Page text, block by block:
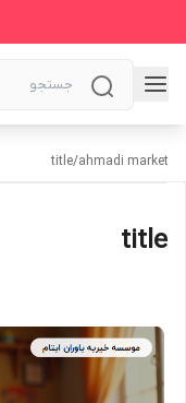
ahmadi market
/
title
title